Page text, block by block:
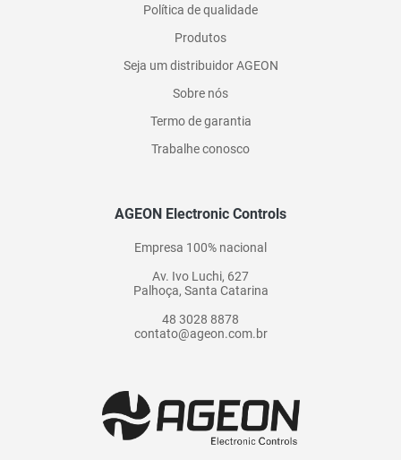
Política de qualidade
Produtos
Seja um distribuidor AGEON
Sobre nós
Termo de garantia
Trabalhe conosco
AGEON Electronic Controls
Empresa 100% nacional
Av. Ivo Luchi, 627
Palhoça, Santa Catarina
48 3028 8878
contato@ageon.com.br